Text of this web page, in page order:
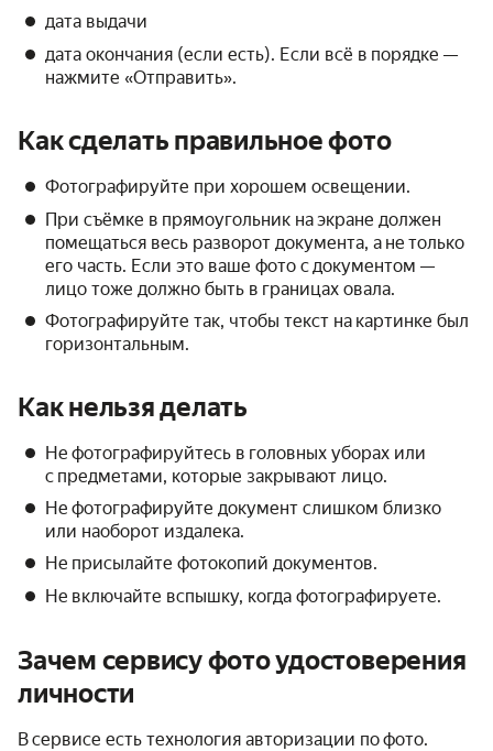
дата выдачи
дата окончания (если есть). Если всё в порядке —
нажмите «Отправить».
Как сделать правильное фото
Фотографируйте при хорошем освещении.
При съёмке в прямоугольник на экране должен
помещаться весь разворот документа, а не только
его часть. Если это ваше фото с документом —
лицо тоже должно быть в границах овала.
Фотографируйте так, чтобы текст на картинке был
горизонтальным.
Как нельзя делать
Не фотографируйтесь в головных уборах или
с предметами, которые закрывают лицо.
Не фотографируйте документ слишком близко
или наоборот издалека.
Не присылайте фотокопий документов.
Не включайте вспышку, когда фотографируете.
Зачем сервису фото удостоверения
личности
В сервисе есть технология авторизации по фото.